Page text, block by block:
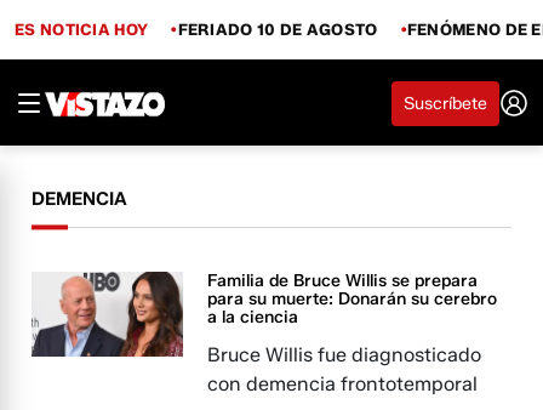
ES NOTICIA HOY FERIADO 10 DE AGOSTO FENÓMENO DE
Suscríbete
DEMENCIA
Familia de Bruce Willis se prepara
para su muerte: Donarán su cerebro
a la ciencia
Bruce Willis fue diagnosticado
con demencia frontotemporal